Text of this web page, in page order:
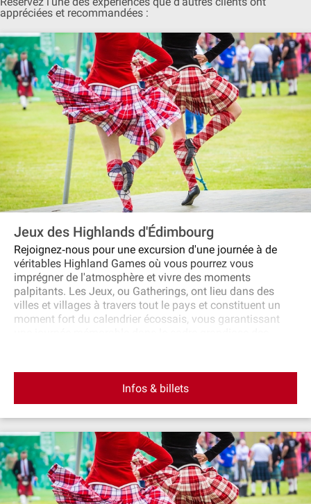
appréciées et recommandées :
Jeux des Highlands d'Édimbourg
Rejoignez‐nous pour une excursion d'une journée à de
véritables Highland Games où vous pourrez vous
imprégner de l'atmosphère et vivre des moments
palpitants. Les Jeux, ou Gatherings, ont lieu dans des
villes et villages à travers tout le pays et constituent un
moment fort du calendrier écossais, vous garantissant
2025 : Glamis Samedi 5 juillet 2025 : Luss Dimanche 3
août 2025 : Bridge of Allan Dimanche 17 août 2025 :
Crieff Samedi 6 septembre 2025 : Braemar Samedi 13
septembre 2025 : Pitlochery
Infos & billets